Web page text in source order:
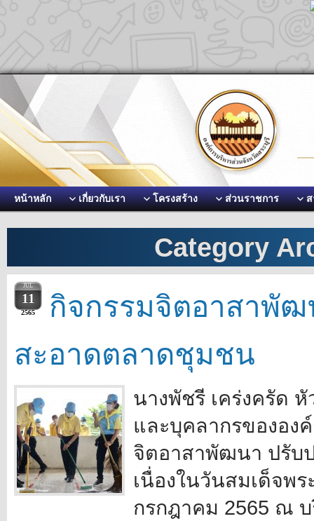
หน้าหลัก เกี่ยวกับเรา โครงสร้าง ส่วนราชการ ส
Category
JUL
11
2565
กิจกรรมจิตอาสาพั
สะอาดตลาดชุมชน
นางพัชรี เคร่งครัด
และบุคลากรขององ
จิตอาสาพัฒนา ปรับ
เนื่องในวันสมเด็จพ
กรกฎาคม 2565 ณ